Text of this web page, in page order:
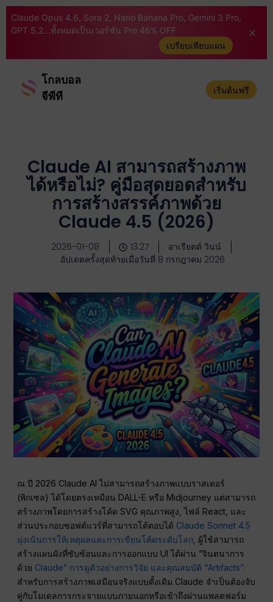
Claude Opus 4.6, Sora 2, Nano Banana Pro, Gemini 3 Pro,
GPT 5.2...ทั้งหมดเป็นเวอร์ชัน Pro 46% OFF
เปรียบเทียบแผน
โกลบอล
จีพีที
เริ่มต้นฟรี
Claude AI สามารถสร้างภาพ
ได้หรือไม่? คู่มือสุดยอดสำหรับ
การสร้างสรรค์ภาพด้วย
Claude 4.5 (2026)
2026-01-08 13:27
อาเรียตต์ วินน์
อัปเดตครั้งสุดท้ายเมื่อวันที่ 8 กรกฎาคม 2026
ณ ปี 2026 Claude AI ไม่สามารถสร้างภาพแบบราสเตอร์
(พิกเซล) ได้โดยตรงเหมือน DALL-E หรือ Midjourney แต่สามารถ
สร้างภาพโดยการสร้างโค้ด SVG คุณภาพสูง, ไฟล์ React, และ
ส่วนประกอบซอฟต์แวร์ที่สามารถโต้ตอบได้ Claude Sonnet 4.5
มุ่งเน้นการให้เหตุผลและการเขียนโค้ดระดับโลก, ผู้ใช้สามารถ
สร้างแผนผังที่ซับซ้อนและการออกแบบ UI ได้ผ่าน “จินตนาการ
ด้วย Claude” การดูตัวอย่างการวิจัย และคุณสมบัติ “Artifacts”.
สำหรับการสร้างภาพเสมือนจริงแบบดั้งเดิม Claude จำเป็นต้องจับ
คู่กับโมเดลการกระจายแบบภายนอกหรือเข้าถึงผ่านแพลตฟอร์ม